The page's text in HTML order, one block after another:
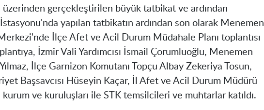
üzerinden gerçekleştirilen büyük tatbikat ve ardından
yapılan tatbikatın ardından son olarak Menemen
İlçe Afet ve Acil Durum Müdahale Planı toplantısı
İzmir Vali Yardımcısı İsmail Çorumluoğlu, Menemen
İlçe Garnizon Komutanı Topçu Albay Zekeriya Tosun,
Başsavcısı Hüseyin Kaçar, İl Afet ve Acil Durum Müdürü
ve kuruluşları ile STK temsilcileri ve muhtarlar katıldı.